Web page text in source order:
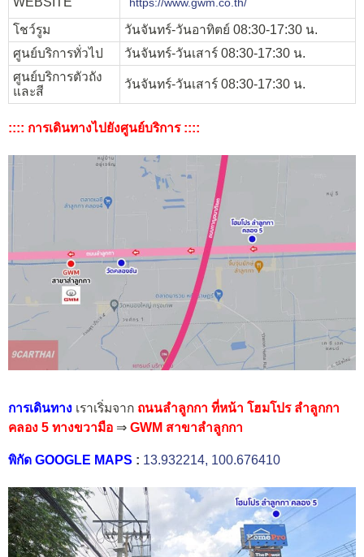
โชว์รูม
วันจันทร์-วันอาทิตย์ 08:30-17:30 น.
ศูนย์บริการทั่วไป
วันจันทร์-วันเสาร์ 08:30-17:30 น.
ศูนย์บริการตัวถัง
และสี
วันจันทร์-วันเสาร์ 08:30-17:30 น.
:::: การเดินทางไปยังศูนย์บริการ ::::
การเดินทาง เราเริ่มจาก ถนนลำลูกกา ที่หน้า โฮมโปร ลำลูกกา
คลอง 5 ทางขวามือ ⇒ GWM สาขาลำลูกกา
พิกัด GOOGLE MAPS : 13.932214, 100.676410